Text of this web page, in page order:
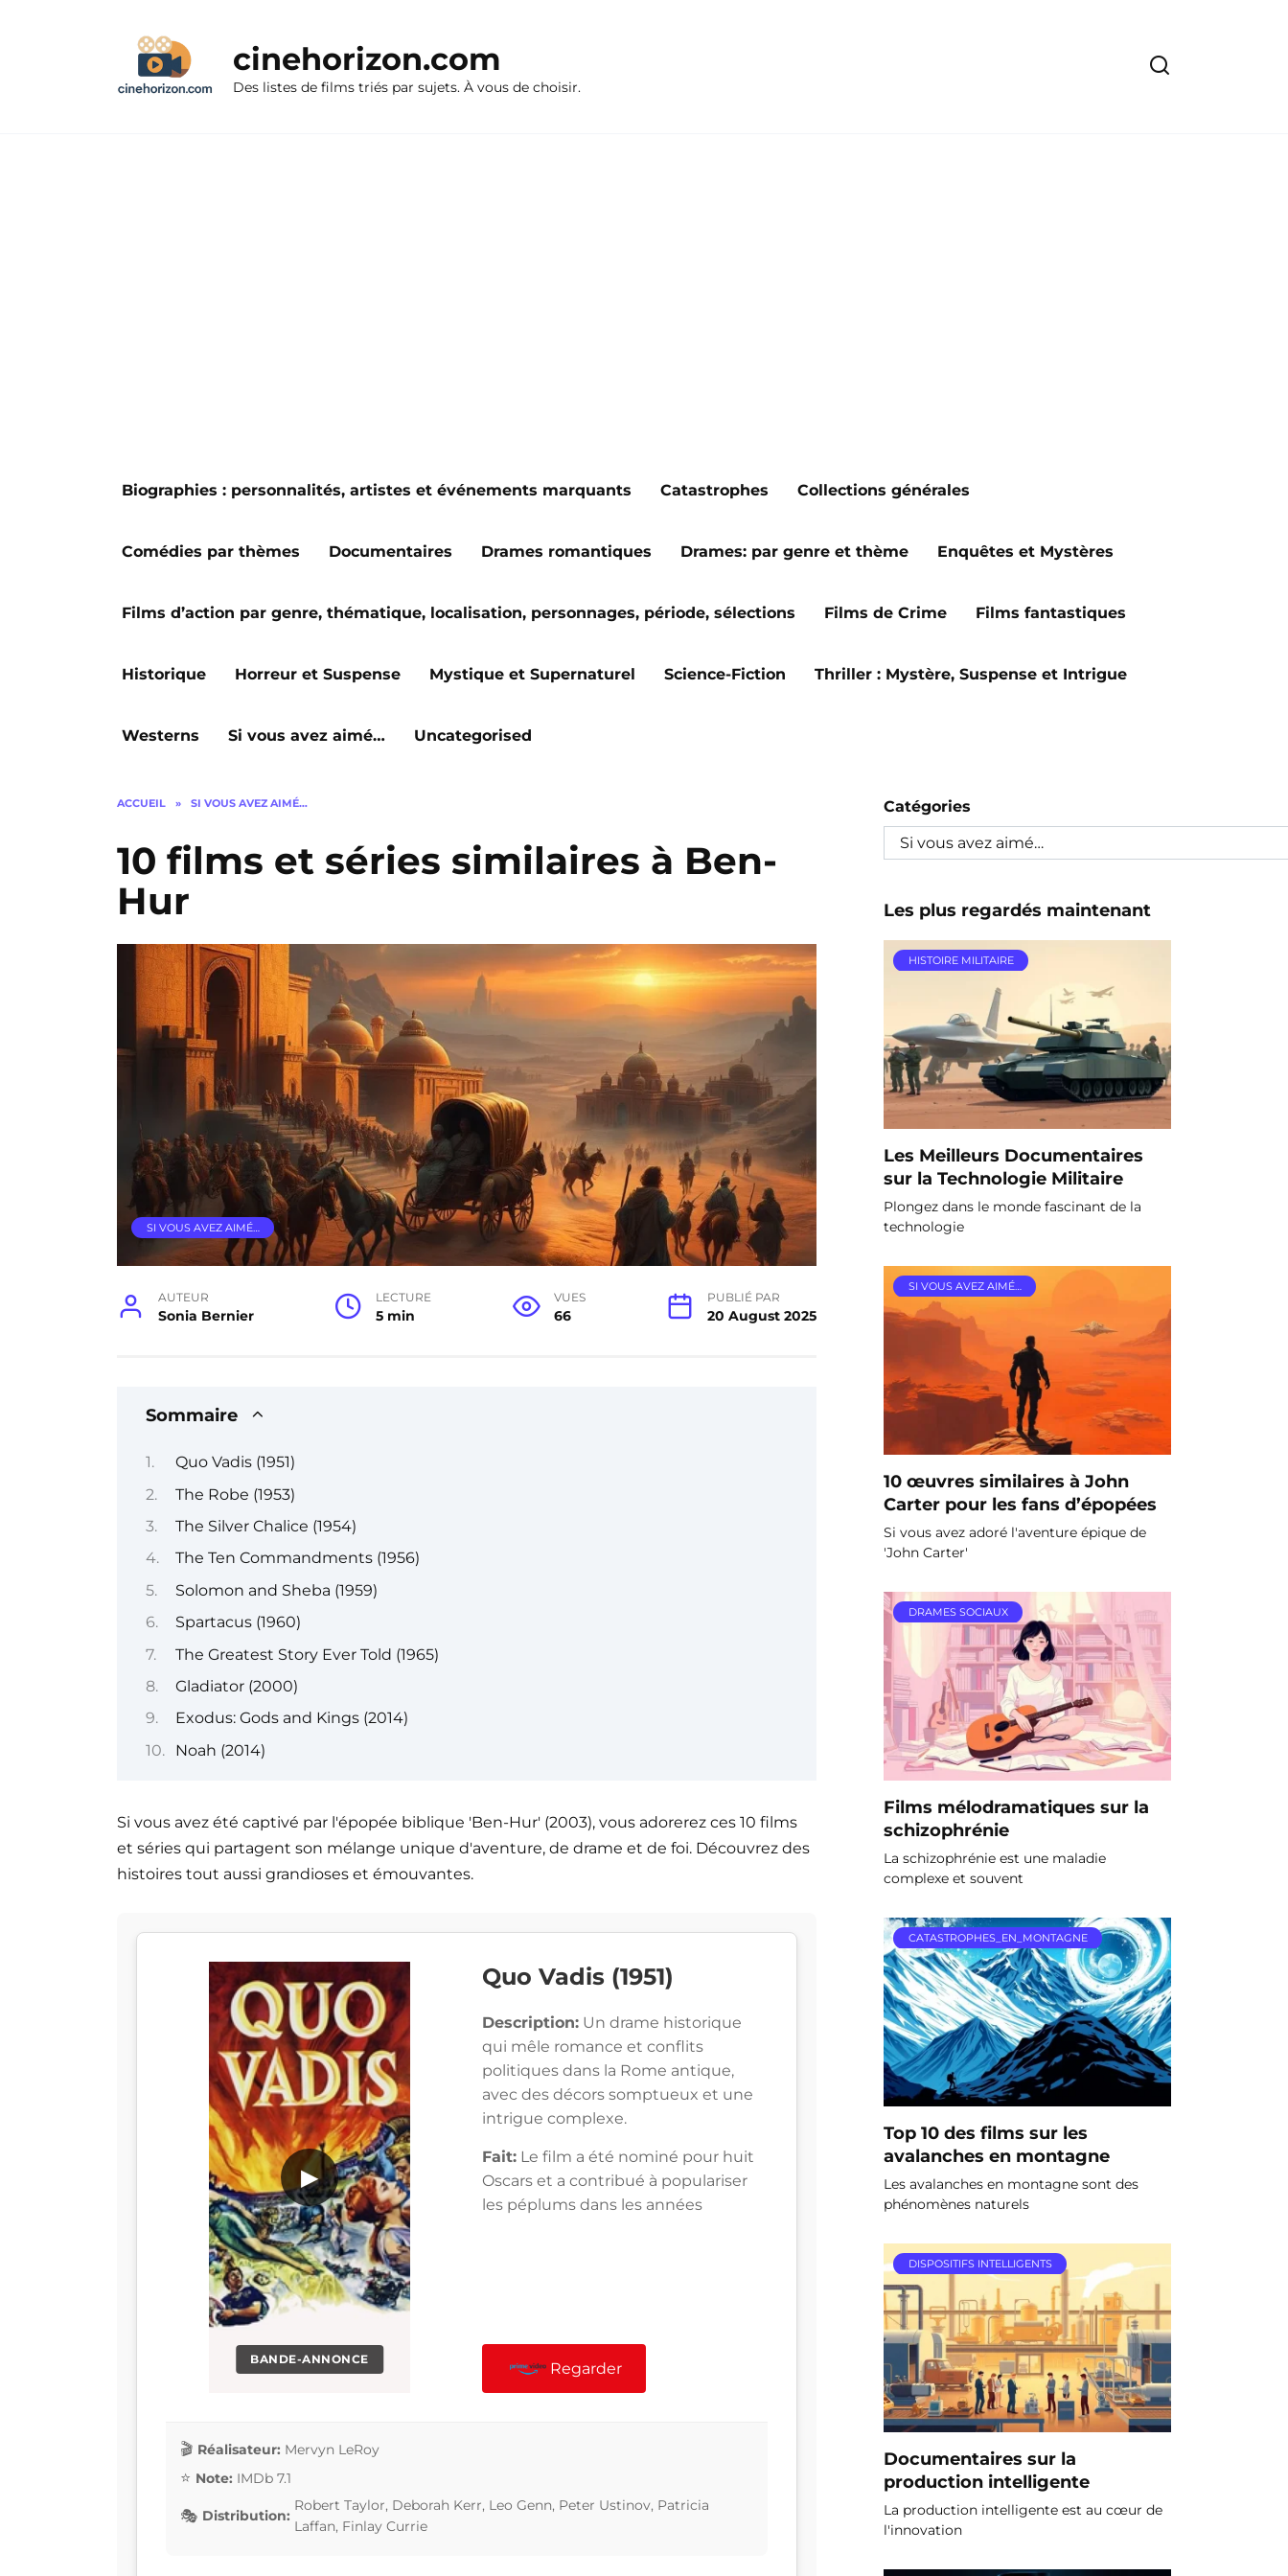
cinehorizon.com
Des listes de films triés par sujets. À vous de choisir.
Biographies : personnalités, artistes et événements marquants Catastrophes Collections générales
Comédies par thèmes Documentaires Drames romantiques Drames: par genre et thème Enquêtes et Mystères
Films d’action par genre, thématique, localisation, personnages, période, sélections Films de Crime Films fantastiques
Historique Horreur et Suspense Mystique et Supernaturel Science-Fiction Thriller : Mystère, Suspense et Intrigue
Westerns Si vous avez aimé… Uncategorised
ACCUEIL » SI VOUS AVEZ AIMÉ…
10 films et séries similaires à Ben-
Hur
SI VOUS AVEZ AIMÉ…
AUTEUR
Sonia Bernier
LECTURE
5 min
VUES
66
PUBLIÉ PAR
20 August 2025
Sommaire
Quo Vadis (1951)
The Robe (1953)
The Silver Chalice (1954)
The Ten Commandments (1956)
Solomon and Sheba (1959)
Spartacus (1960)
The Greatest Story Ever Told (1965)
Gladiator (2000)
Exodus: Gods and Kings (2014)
Noah (2014)
Si vous avez été captivé par l'épopée biblique 'Ben-Hur' (2003), vous adorerez ces 10 films
et séries qui partagent son mélange unique d'aventure, de drame et de foi. Découvrez des
histoires tout aussi grandioses et émouvantes.
BANDE-ANNONCE
▶
Quo Vadis (1951)
Description: Un drame historique
qui mêle romance et conflits
politiques dans la Rome antique,
avec des décors somptueux et une
intrigue complexe.
Fait: Le film a été nominé pour huit
Oscars et a contribué à populariser
les péplums dans les années
Regarder
Réalisateur: Mervyn LeRoy
Note: IMDb 7.1
Distribution:
Robert Taylor, Deborah Kerr, Leo Genn, Peter Ustinov, Patricia
Laffan, Finlay Currie
Catégories
Les plus regardés maintenant
HISTOIRE MILITAIRE
Les Meilleurs Documentaires
sur la Technologie Militaire
Plongez dans le monde fascinant de la
technologie
SI VOUS AVEZ AIMÉ…
10 œuvres similaires à John
Carter pour les fans d’épopées
Si vous avez adoré l'aventure épique de
'John Carter'
DRAMES SOCIAUX
Films mélodramatiques sur la
schizophrénie
La schizophrénie est une maladie
complexe et souvent
CATASTROPHES_EN_MONTAGNE
Top 10 des films sur les
avalanches en montagne
Les avalanches en montagne sont des
phénomènes naturels
DISPOSITIFS INTELLIGENTS
Documentaires sur la
production intelligente
La production intelligente est au cœur de
l'innovation